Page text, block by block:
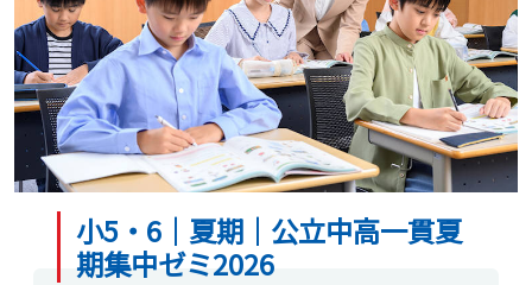
小5・6｜夏期｜公立中高一貫夏
期集中ゼミ2026